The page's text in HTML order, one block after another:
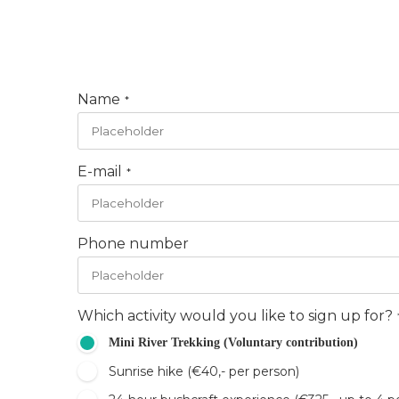
Name *
E-mail *
Phone number
Which activity would you like to sign up for?
Mini River Trekking (Voluntary contribution)
Sunrise hike (€40,- per person)